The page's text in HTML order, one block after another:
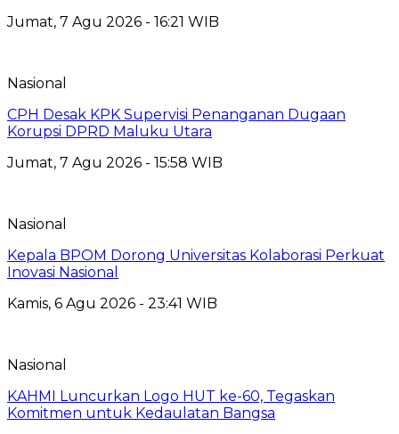
Jumat, 7 Agu 2026 - 16:21 WIB
Nasional
CPH Desak KPK Supervisi Penanganan Dugaan
Korupsi DPRD Maluku Utara
Jumat, 7 Agu 2026 - 15:58 WIB
Nasional
Kepala BPOM Dorong Universitas Kolaborasi Perkuat
Inovasi Nasional
Kamis, 6 Agu 2026 - 23:41 WIB
Nasional
KAHMI Luncurkan Logo HUT ke-60, Tegaskan
Komitmen untuk Kedaulatan Bangsa